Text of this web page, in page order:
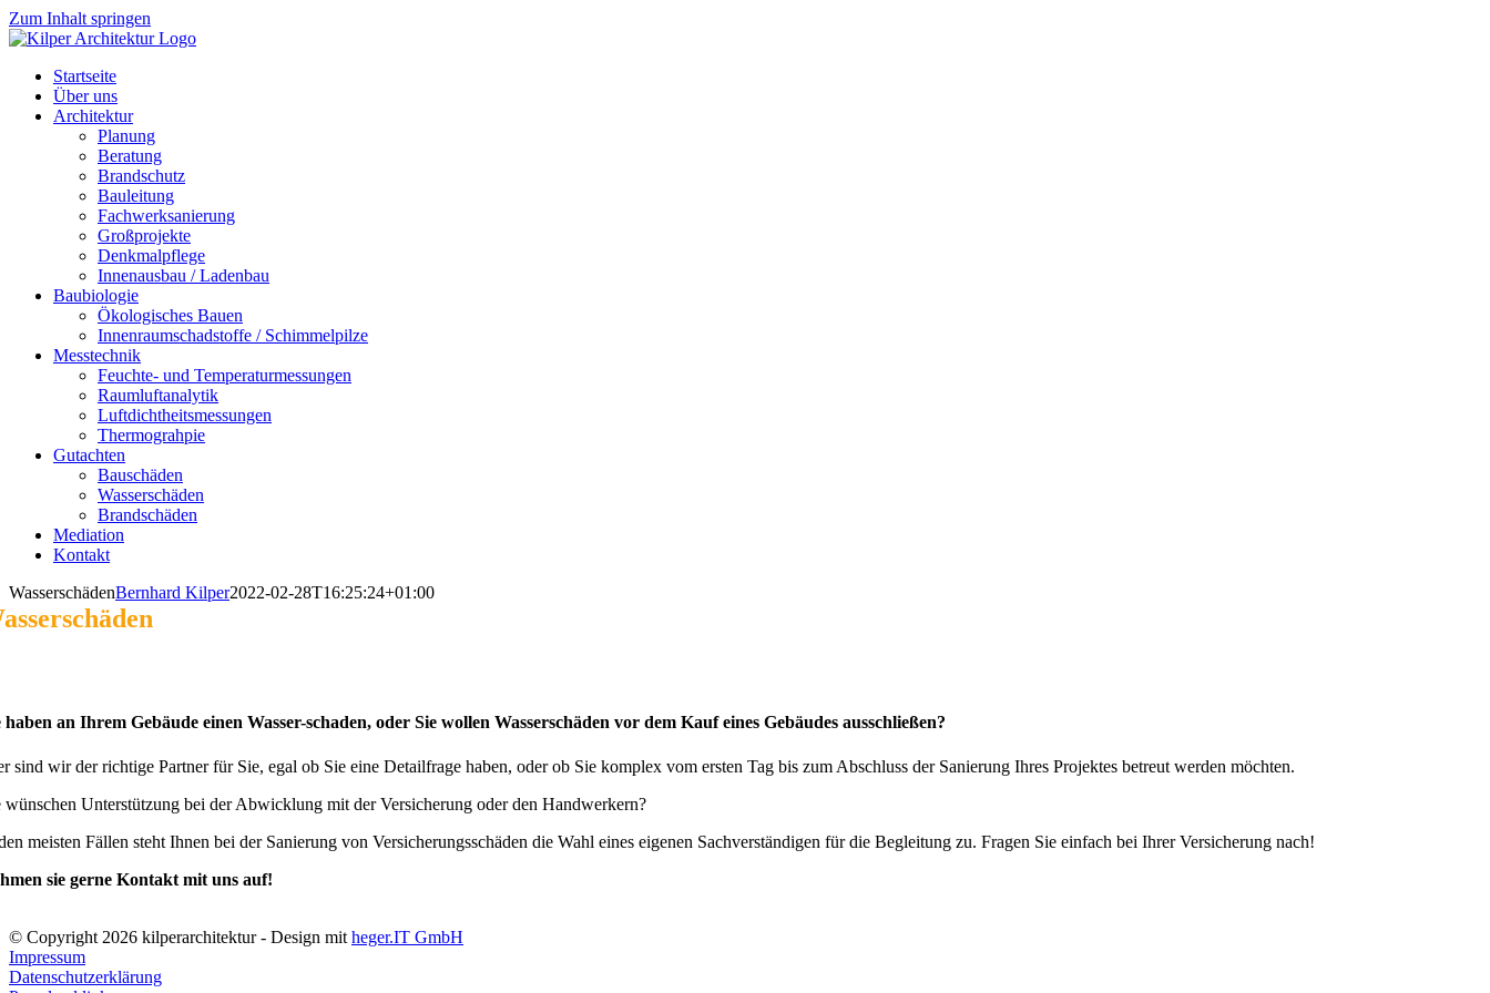
Zum Inhalt springen
Startseite
Über uns
Architektur
Planung
Beratung
Brandschutz
Bauleitung
Fachwerksanierung
Großprojekte
Denkmalpflege
Innenausbau / Ladenbau
Baubiologie
Ökologisches Bauen
Innenraumschadstoffe / Schimmelpilze
Messtechnik
Feuchte- und Temperaturmessungen
Raumluftanalytik
Luftdichtheitsmessungen
Thermograhpie
Gutachten
Bauschäden
Wasserschäden
Brandschäden
Mediation
Kontakt
WasserschädenBernhard Kilper2022-02-28T16:25:24+01:00
haben an Ihrem Gebäude einen Wasser-schaden, oder Sie wollen Wasserschäden vor dem Kauf eines Gebäudes ausschließen?
sind wir der richtige Partner für Sie, egal ob Sie eine Detailfrage haben, oder ob Sie komplex vom ersten Tag bis zum Abschluss der Sanierung Ihres Projektes betreut werden möchten.
wünschen Unterstützung bei der Abwicklung mit der Versicherung oder den Handwerkern?
meisten Fällen steht Ihnen bei der Sanierung von Versicherungsschäden die Wahl eines eigenen Sachverständigen für die Begleitung zu. Fragen Sie einfach bei Ihrer Versicherung nach!
sie gerne Kontakt mit uns auf!
© Copyright 2026 kilperarchitektur - Design mit heger.IT GmbH
Impressum
Datenschutzerklärung